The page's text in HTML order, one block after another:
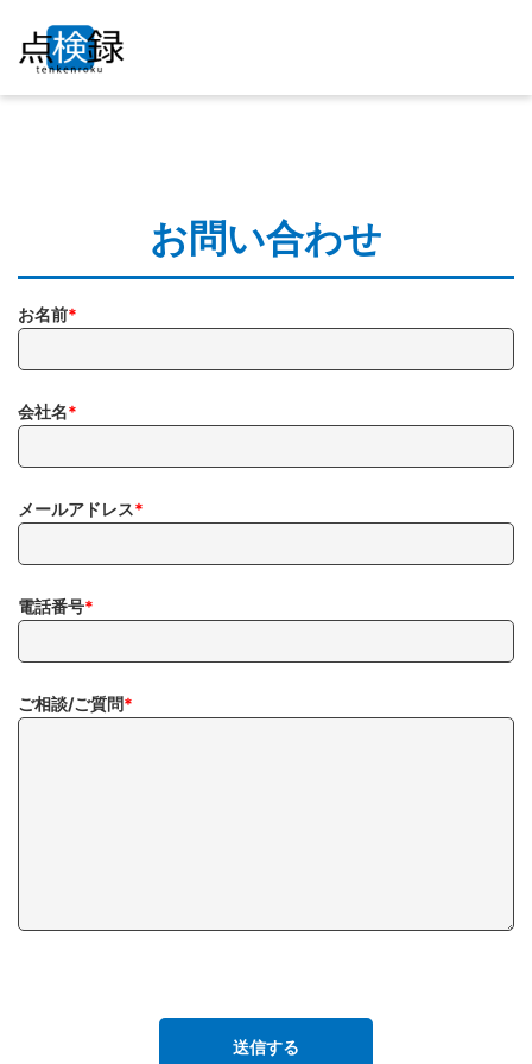
お問い合わせ
お名前*
会社名*
メールアドレス*
電話番号*
ご相談/ご質問*